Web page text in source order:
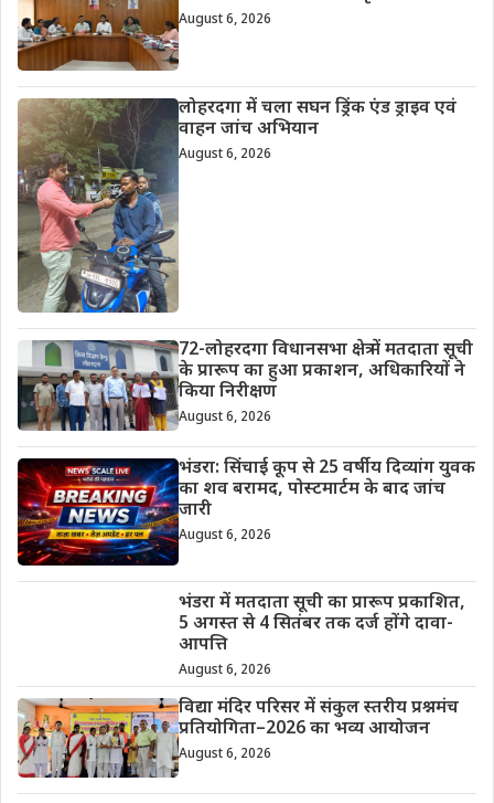
August 6, 2026
लोहरदगा में चला सघन ड्रिंक एंड ड्राइव एवं
वाहन जांच अभियान
August 6, 2026
72-लोहरदगा विधानसभा क्षेत्र में मतदाता सूची
के प्रारूप का हुआ प्रकाशन, अधिकारियों ने
किया निरीक्षण
August 6, 2026
भंडरा: सिंचाई कूप से 25 वर्षीय दिव्यांग युवक
का शव बरामद, पोस्टमार्टम के बाद जांच
जारी
August 6, 2026
भंडरा में मतदाता सूची का प्रारूप प्रकाशित,
5 अगस्त से 4 सितंबर तक दर्ज होंगे दावा-
आपत्ति
August 6, 2026
विद्या मंदिर परिसर में संकुल स्तरीय प्रश्नमंच
प्रतियोगिता–2026 का भव्य आयोजन
August 6, 2026